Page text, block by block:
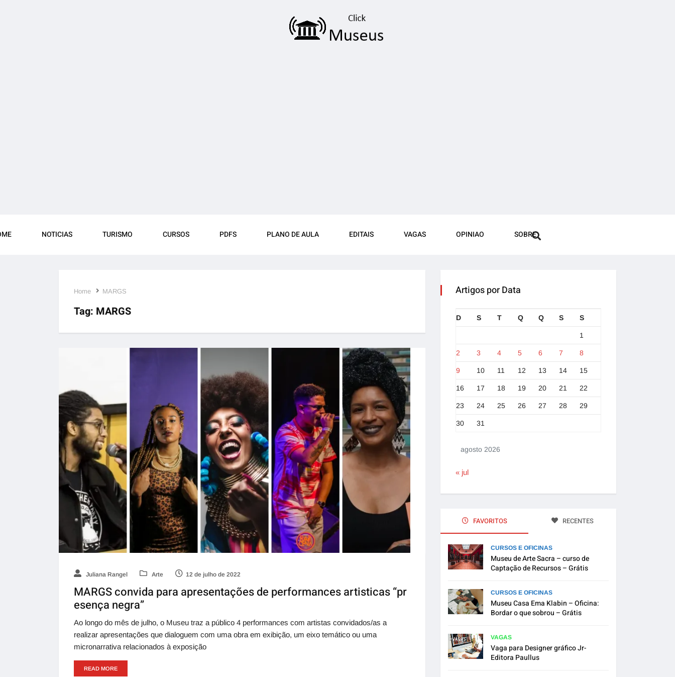
NOTICIAS TURISMO CURSOS PDFS PLANO DE AULA EDITAIS VAGAS OPINIAO SOBRE
Home MARGS
Tag: MARGS
Juliana Rangel Arte 12 de julho de 2022
MARGS convida para apresentações de performances artisticas “pr
esença negra”
Ao longo do mês de julho, o Museu traz a público 4 performances com artistas convidados/as a
realizar apresentações que dialoguem com uma obra em exibição, um eixo temático ou uma
micronarrativa relacionados à exposição
READ MORE
Artigos por Data
agosto 2026
D S T Q Q S S
1
2 3 4 5 6 7 8
9 10 11 12 13 14 15
16 17 18 19 20 21 22
23 24 25 26 27 28 29
30 31
« jul
FAVORITOS RECENTES
CURSOS E OFICINAS
Museu de Arte Sacra – curso de
Captação de Recursos – Grátis
CURSOS E OFICINAS
Museu Casa Ema Klabin – Oficina:
Bordar o que sobrou – Grátis
VAGAS
Vaga para Designer gráfico Jr-
Editora Paullus